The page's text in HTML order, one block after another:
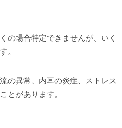
の場合特定できませんが、いく
。
の異常、内耳の炎症、ストレス
とがあります。